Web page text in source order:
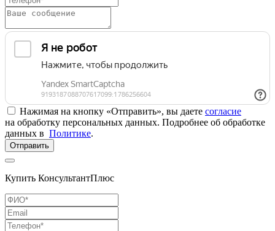
Нажимая на кнопку «Отправить», вы даете согласие
на обработку персональных данных. Подробнее об обработке
данных в Политике.
Отправить
Купить КонсультантПлюс